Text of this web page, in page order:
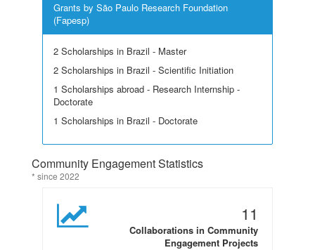
Grants by São Paulo Research Foundation
(Fapesp)
2 Scholarships in Brazil - Master
2 Scholarships in Brazil - Scientific Initiation
1 Scholarships abroad - Research Internship -
Doctorate
1 Scholarships in Brazil - Doctorate
Community Engagement Statistics
* since 2022
11
Collaborations in Community
Engagement Projects